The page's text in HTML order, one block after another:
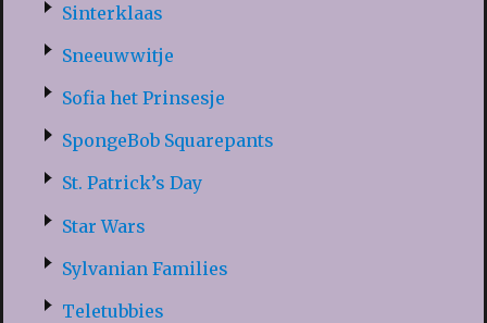
Sinterklaas
Sneeuwwitje
Sofia het Prinsesje
SpongeBob Squarepants
St. Patrick’s Day
Star Wars
Sylvanian Families
Teletubbies